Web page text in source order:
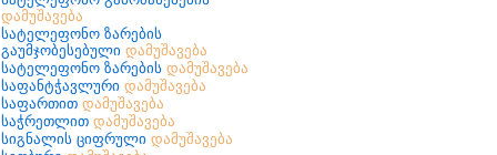
დამუშავება
სატელეფონო ზარების
გაუმჯობესებული დამუშავება
სატელეფონო ზარების დამუშავება
საფანტჭავლური დამუშავება
საფართით დამუშავება
საჭრეთლით დამუშავება
სიგნალის ციფრული დამუშავება